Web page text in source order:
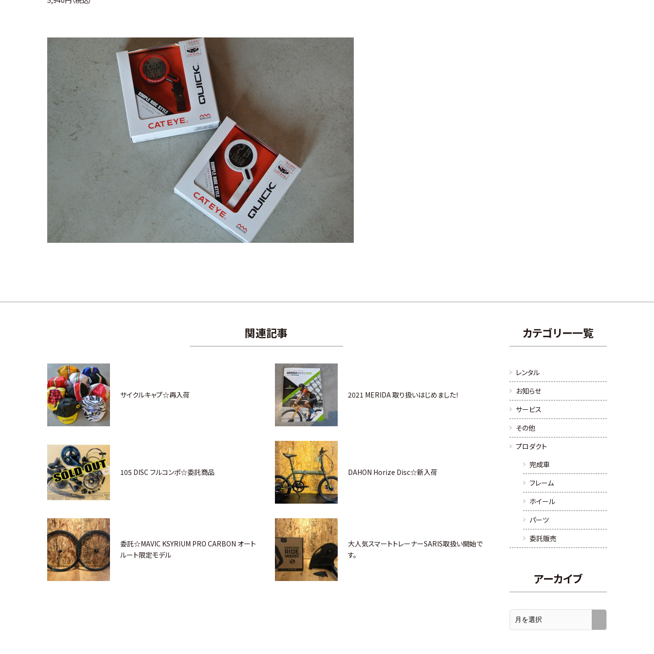
関連記事
サイクルキャプ☆再入荷 2021 MERIDA 取り扱いはじめました！
105 DISC フルコンポ☆委託商品 DAHON Horize Disc☆新入荷
委託☆MAVIC KSYRIUM PRO CARBON オート
ルート限定モデル
大人気スマートトレーナーSARIS取扱い開始で
す。
カテゴリー一覧
レンタル
お知らせ
サービス
その他
プロダクト
完成車
フレーム
ホイール
パーツ
委託販売
アーカイブ